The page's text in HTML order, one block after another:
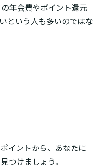
年会費やポイント還元
という人も多いのではな
イントから、あなたに
つけましょう。